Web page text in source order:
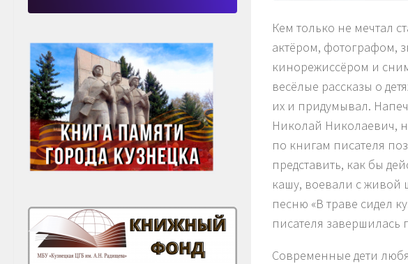
Кем только не мечтал
актёром, фотографом,
кинорежиссёром и
весёлые рассказы о
их и придумывал.
Николай Николаевич,
по книгам писателя
представить, как бы
кашу, воевали с живой
песню «В траве сидел
писателя завершилась
Современные дети